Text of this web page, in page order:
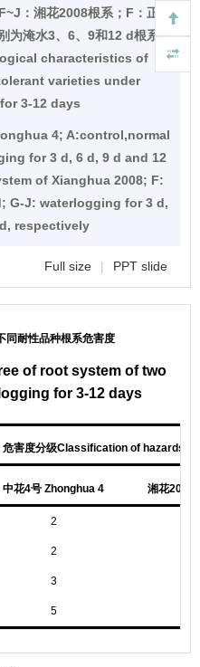
：湘花2008根系；F：正常
为淹水3、6、9和12 d根系
characteristics of
varieties under
3-12 days
4; A:control,normal
for 3 d, 6 d, 9 d and 12
of Xianghua 2008; F:
G-J: waterlogging for 3 d,
respectively
Full size | PPT slide
同耐性品种根系危害度
of root system of two
for 3-12 days
危害度分级Classification of hazards
中花4号 Zhonghua 4 湘花2008
2
2
3
5